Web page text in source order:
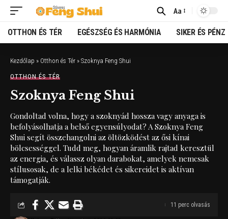
Font
Resizer
Aa
OTTHON ÉS TÉR EGÉSZSÉG ÉS HARMÓNIA SIKER ÉS PÉNZ
Kezdőlap » Otthon és Tér » Szoknya Feng Shui
OTTHON ÉS TÉR
Szoknya Feng Shui
Gondoltad volna, hogy a szoknyád hossza vagy anyaga is
befolyásolhatja a belső egyensúlyodat? A Szoknya Feng
Shui segít összehangolni az öltözködést az ősi kínai
bölcsességgel. Tudd meg, hogyan áramlik rajtad keresztül
az energia, és válassz olyan darabokat, amelyek nemcsak
stílusosak, de a lelki békédet és sikereidet is aktívan
támogatják.
11 perc olvasás